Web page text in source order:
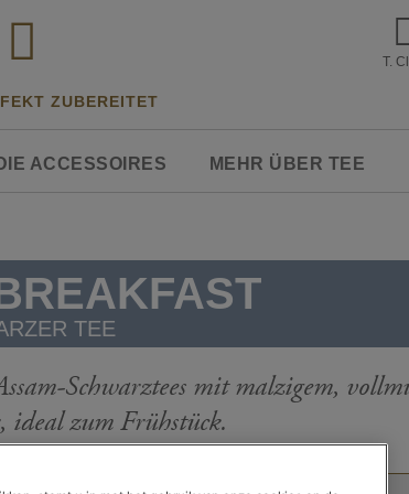
T.
ZUBEREITET
ACCESSOIRES MEHR ÜBER TEE
TEE
Schwarztees mit malzigem,
ideal zum Frühstück.